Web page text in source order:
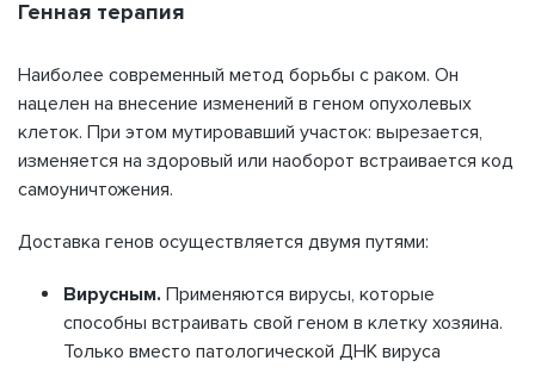
Генная терапия
Наиболее современный метод борьбы с раком. Он
нацелен на внесение изменений в геном опухолевых
клеток. При этом мутировавший участок: вырезается,
изменяется на здоровый или наоборот встраивается код
самоуничтожения.
Доставка генов осуществляется двумя путями:
Вирусным. Применяются вирусы, которые
способны встраивать свой геном в клетку хозяина.
Только вместо патологической ДНК вируса